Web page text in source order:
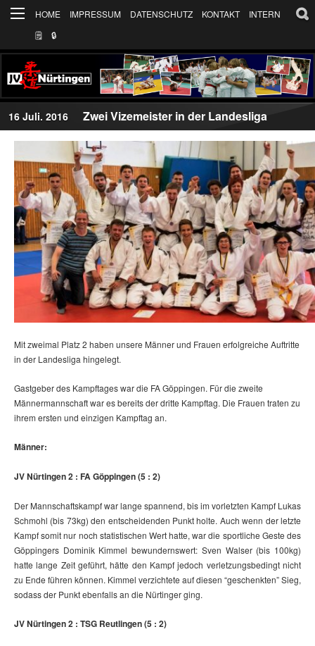
HOME IMPRESSUM DATENSCHUTZ KONTAKT
INTERN
🗒
🔒︎
16 Juli. 2016 Zwei Vizemeister in der Landesliga
Mit zweimal Platz 2 haben unsere Männer und Frauen erfolgreiche Auftritte
in der Landesliga hingelegt.
Gastgeber des Kampftages war die FA Göppingen. Für die zweite
Männermannschaft war es bereits der dritte Kampftag. Die Frauen traten zu
ihrem ersten und einzigen Kampftag an.
Männer:
JV Nürtingen 2 : FA Göppingen (5 : 2)
Der Mannschaftskampf war lange spannend, bis im vorletzten Kampf Lukas
Schmohl (bis 73kg) den entscheidenden Punkt holte. Auch wenn der letzte
Kampf somit nur noch statistischen Wert hatte, war die sportliche Geste des
Göppingers Dominik Kimmel bewundernswert: Sven Walser (bis 100kg)
hatte lange Zeit geführt, hätte den Kampf jedoch verletzungsbedingt nicht
zu Ende führen können. Kimmel verzichtete auf diesen “geschenkten” Sieg,
sodass der Punkt ebenfalls an die Nürtinger ging.
JV Nürtingen 2 : TSG Reutlingen (5 : 2)